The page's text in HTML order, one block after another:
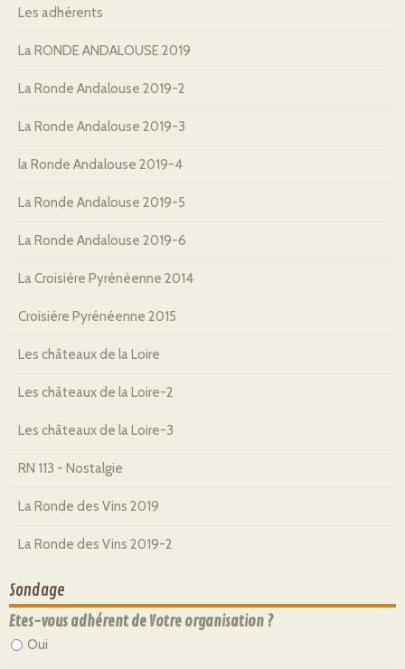
Les adhérents
La RONDE ANDALOUSE 2019
La Ronde Andalouse 2019-2
La Ronde Andalouse 2019-3
la Ronde Andalouse 2019-4
La Ronde Andalouse 2019-5
La Ronde Andalouse 2019-6
La Croisiére Pyrénéenne 2014
Croisiére Pyrénéenne 2015
Les châteaux de la Loire
Les châteaux de la Loire-2
Les châteaux de la Loire-3
RN 113 - Nostalgie
La Ronde des Vins 2019
La Ronde des Vins 2019-2
Sondage
Etes-vous adhérent de Votre organisation ?
Oui